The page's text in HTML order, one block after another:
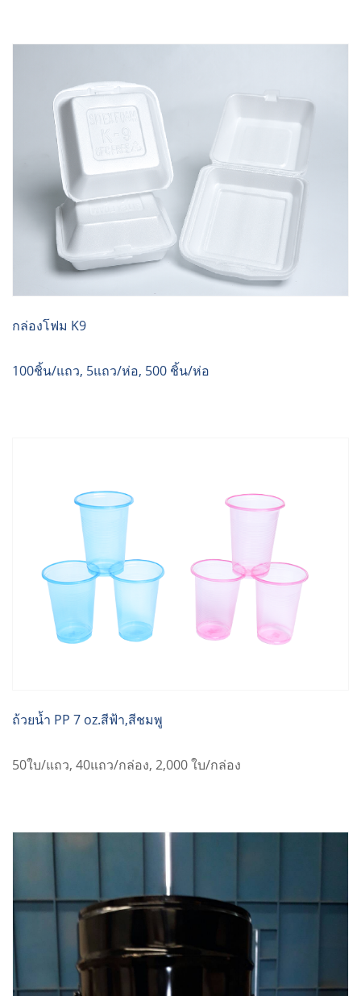
กล่องโฟม K9
100ชิ้น/แถว, 5แถว/ห่อ, 500 ชิ้น/ห่อ
ถ้วยน้ำ PP 7 oz.สีฟ้า,สีชมพู
50ใบ/แถว, 40แถว/กล่อง, 2,000 ใบ/กล่อง